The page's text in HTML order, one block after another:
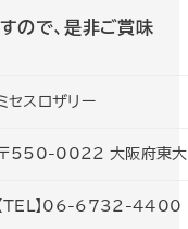
ので、是非ご賞味
セスロザリー
550-0022 大阪府東
【TEL】06-6732-4400